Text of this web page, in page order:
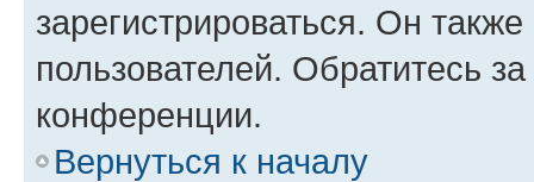
зарегистрироваться. Он
пользователей. Обратитесь
конференции.
Вернуться к началу